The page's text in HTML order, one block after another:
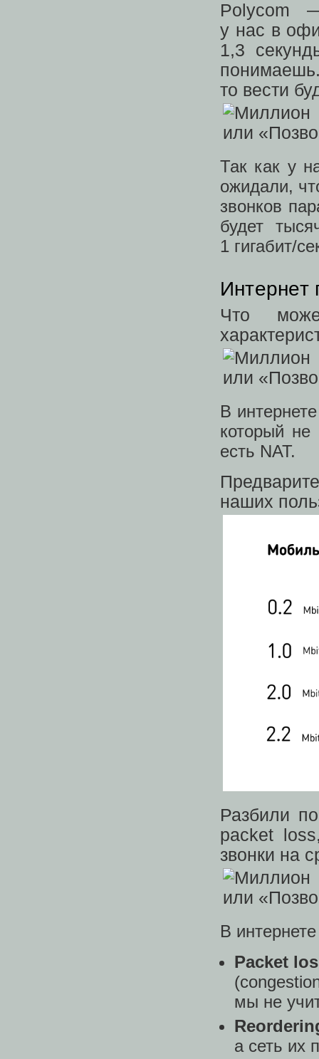
Polycom
у нас в
1,3
то вести
Так как у
ожидали,
звонков
будет
1 гигабит/
Интернет
Что
В
который не
есть NAT.
наших
Разбили
packet
звонки на
В
Packet
мы не
а сеть их